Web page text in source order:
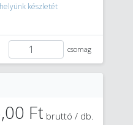
készletét
csomag
Ft bruttó / db.